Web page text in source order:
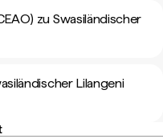
zu Swasiländischer
Lilangeni